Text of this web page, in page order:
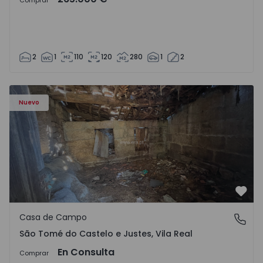
2 1 110 120 280 1 2
Nuevo
Casa Vila Real, São Tomé do Castelo e Justes - 1575189 - 1
São Tomé do Castelo e Justes, Vila Real
Casa de Campo
São Tomé do Castelo e Justes, Vila Real
Comprar En Consulta